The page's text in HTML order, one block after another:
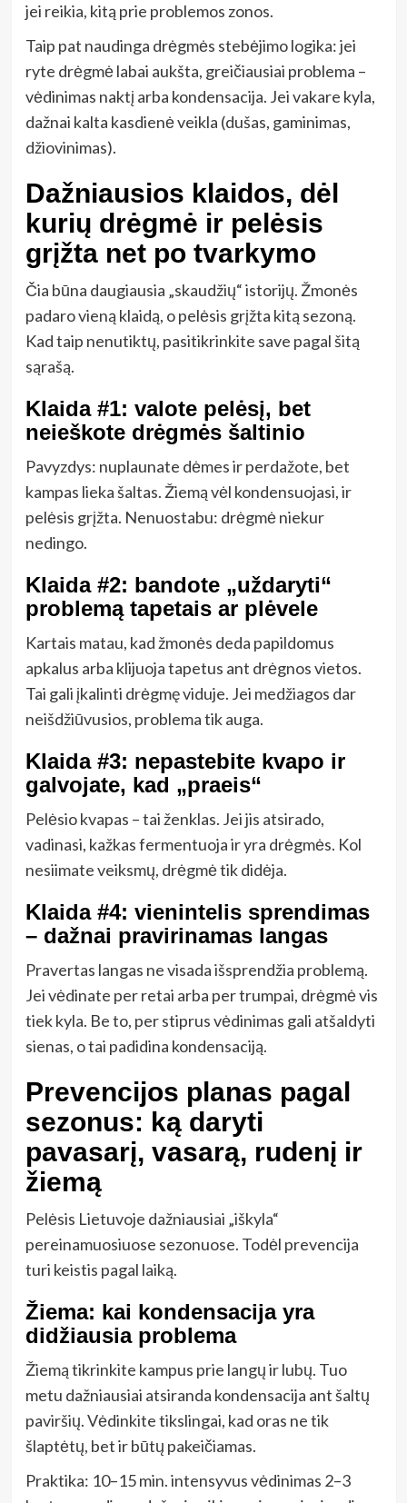
jei reikia, kitą prie problemos zonos.
Taip pat naudinga drėgmės stebėjimo logika: jei
ryte drėgmė labai aukšta, greičiausiai problema –
vėdinimas naktį arba kondensacija. Jei vakare kyla,
dažnai kalta kasdienė veikla (dušas, gaminimas,
džiovinimas).
Dažniausios klaidos, dėl
kurių drėgmė ir pelėsis
grįžta net po tvarkymo
Čia būna daugiausia „skaudžių“ istorijų. Žmonės
padaro vieną klaidą, o pelėsis grįžta kitą sezoną.
Kad taip nenutiktų, pasitikrinkite save pagal šitą
sąrašą.
Klaida #1: valote pelėsį, bet
neieškote drėgmės šaltinio
Pavyzdys: nuplaunate dėmes ir perdažote, bet
kampas lieka šaltas. Žiemą vėl kondensuojasi, ir
pelėsis grįžta. Nenuostabu: drėgmė niekur
nedingo.
Klaida #2: bandote „uždaryti“
problemą tapetais ar plėvele
Kartais matau, kad žmonės deda papildomus
apkalus arba klijuoja tapetus ant drėgnos vietos.
Tai gali įkalinti drėgmę viduje. Jei medžiagos dar
neišdžiūvusios, problema tik auga.
Klaida #3: nepastebite kvapo ir
galvojate, kad „praeis“
Pelėsio kvapas – tai ženklas. Jei jis atsirado,
vadinasi, kažkas fermentuoja ir yra drėgmės. Kol
nesiimate veiksmų, drėgmė tik didėja.
Klaida #4: vienintelis sprendimas
– dažnai pravirinamas langas
Pravertas langas ne visada išsprendžia problemą.
Jei vėdinate per retai arba per trumpai, drėgmė vis
tiek kyla. Be to, per stiprus vėdinimas gali atšaldyti
sienas, o tai padidina kondensaciją.
Prevencijos planas pagal
sezonus: ką daryti
pavasarį, vasarą, rudenį ir
žiemą
Pelėsis Lietuvoje dažniausiai „iškyla“
pereinamuosiuose sezonuose. Todėl prevencija
turi keistis pagal laiką.
Žiema: kai kondensacija yra
didžiausia problema
Žiemą tikrinkite kampus prie langų ir lubų. Tuo
metu dažniausiai atsiranda kondensacija ant šaltų
paviršių. Vėdinkite tikslingai, kad oras ne tik
šlaptėtų, bet ir būtų pakeičiamas.
Praktika: 10–15 min. intensyvus vėdinimas 2–3